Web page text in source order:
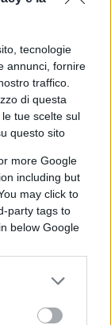
tecnologie
annunci, fornire
traffico.
di questa
tue scelte sul
questo sito
more Google
including but
may click to
party tags to
below Google
il Qatar
di Islam;
omofobo,
forte e
per i diritti
Invece, i
genuflessi
dell’Uefa
calcio, nel
autorità